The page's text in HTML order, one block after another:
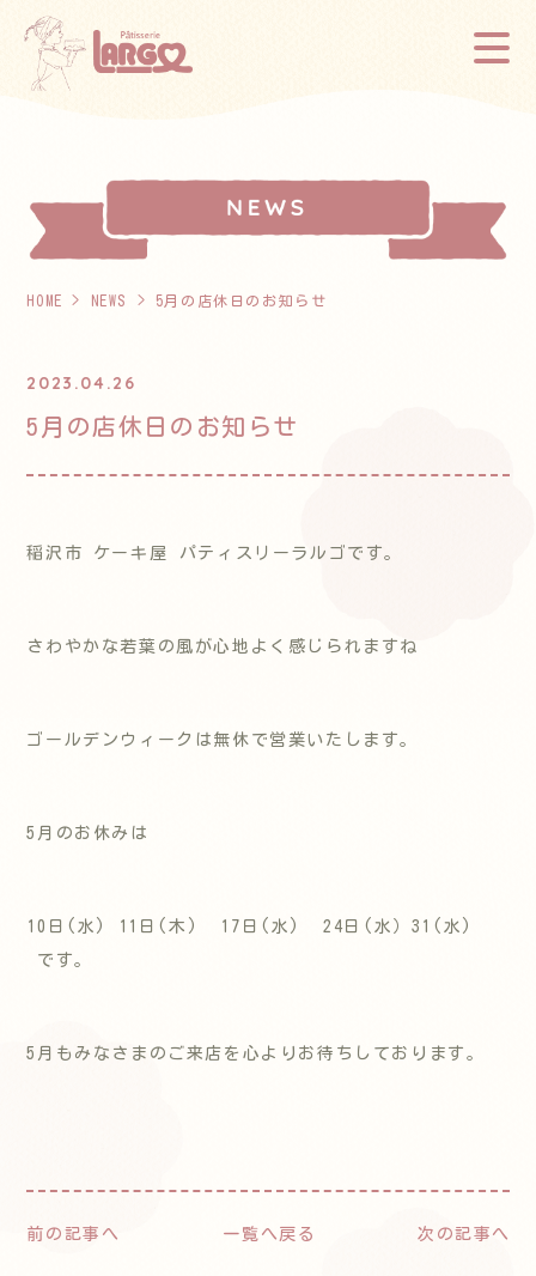
HOME > NEWS > 5月の店休日のお知らせ
2023.04.26
5月の店休日のお知らせ
稲沢市 ケーキ屋 パティスリーラルゴです。
さわやかな若葉の風が心地よく感じられますね
ゴールデンウィークは無休で営業いたします。
5月のお休みは
10日(水) 11日(木) 17日(水) 24日(水）31(水)
です。
5月もみなさまのご来店を心よりお待ちしております。
前の記事へ 一覧へ戻る 次の記事へ